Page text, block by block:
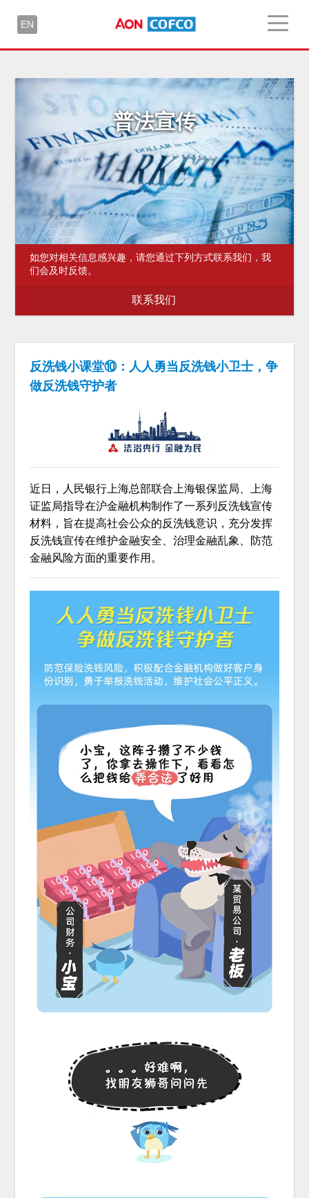
EN
普法宣传
如您对相关信息感兴趣，请您通过下列方式联系我们，我
们会及时反馈。
联系我们
反洗钱小课堂⑩：人人勇当反洗钱小卫士，争
做反洗钱守护者
近日，人民银行上海总部联合上海银保监局、上海
证监局指导在沪金融机构制作了一系列反洗钱宣传
材料，旨在提高社会公众的反洗钱意识，充分发挥
反洗钱宣传在维护金融安全、治理金融乱象、防范
金融风险方面的重要作用。